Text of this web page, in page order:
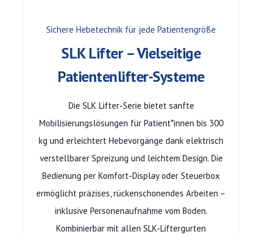
Sichere Hebetechnik für jede Patientengröße
SLK Lifter – Vielseitige
Patientenlifter-Systeme
Die SLK Lifter-Serie bietet sanfte
Mobilisierungslösungen für Patient*innen bis 300
kg und erleichtert Hebevorgänge dank elektrisch
verstellbarer Spreizung und leichtem Design. Die
Bedienung per Komfort-Display oder Steuerbox
ermöglicht präzises, rückenschonendes Arbeiten –
inklusive Personenaufnahme vom Boden.
Kombinierbar mit allen SLK-Liftergurten